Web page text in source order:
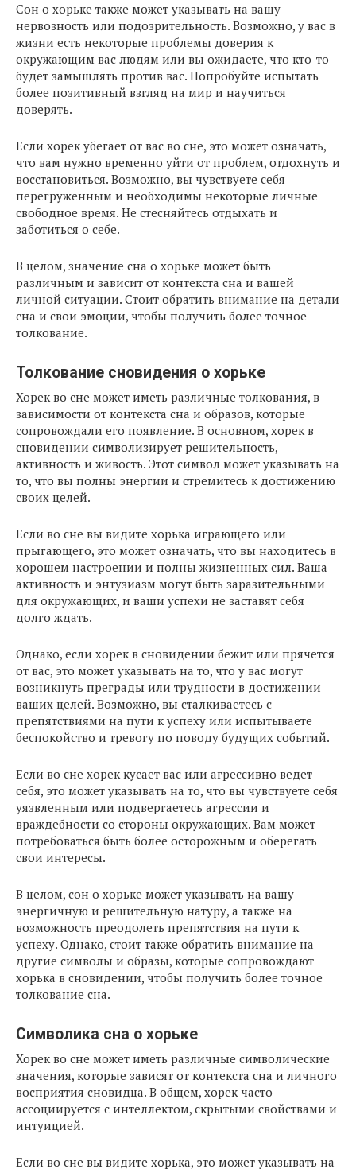
Сон о хорьке также может указывать на вашу
нервозность или подозрительность. Возможно, у вас в
жизни есть некоторые проблемы доверия к
окружающим вас людям или вы ожидаете, что кто-то
будет замышлять против вас. Попробуйте испытать
более позитивный взгляд на мир и научиться
доверять.
Если хорек убегает от вас во сне, это может означать,
что вам нужно временно уйти от проблем, отдохнуть и
восстановиться. Возможно, вы чувствуете себя
перегруженным и необходимы некоторые личные
свободное время. Не стесняйтесь отдыхать и
заботиться о себе.
В целом, значение сна о хорьке может быть
различным и зависит от контекста сна и вашей
личной ситуации. Стоит обратить внимание на детали
сна и свои эмоции, чтобы получить более точное
толкование.
Толкование сновидения о хорьке
Хорек во сне может иметь различные толкования, в
зависимости от контекста сна и образов, которые
сопровождали его появление. В основном, хорек в
сновидении символизирует решительность,
активность и живость. Этот символ может указывать на
то, что вы полны энергии и стремитесь к достижению
своих целей.
Если во сне вы видите хорька играющего или
прыгающего, это может означать, что вы находитесь в
хорошем настроении и полны жизненных сил. Ваша
активность и энтузиазм могут быть заразительными
для окружающих, и ваши успехи не заставят себя
долго ждать.
Однако, если хорек в сновидении бежит или прячется
от вас, это может указывать на то, что у вас могут
возникнуть преграды или трудности в достижении
ваших целей. Возможно, вы сталкиваетесь с
препятствиями на пути к успеху или испытываете
беспокойство и тревогу по поводу будущих событий.
Если во сне хорек кусает вас или агрессивно ведет
себя, это может указывать на то, что вы чувствуете себя
уязвленным или подвергаетесь агрессии и
враждебности со стороны окружающих. Вам может
потребоваться быть более осторожным и оберегать
свои интересы.
В целом, сон о хорьке может указывать на вашу
энергичную и решительную натуру, а также на
возможность преодолеть препятствия на пути к
успеху. Однако, стоит также обратить внимание на
другие символы и образы, которые сопровождают
хорька в сновидении, чтобы получить более точное
толкование сна.
Символика сна о хорьке
Хорек во сне может иметь различные символические
значения, которые зависят от контекста сна и личного
восприятия сновидца. В общем, хорек часто
ассоциируется с интеллектом, скрытыми свойствами и
интуицией.
Если во сне вы видите хорька, это может указывать на